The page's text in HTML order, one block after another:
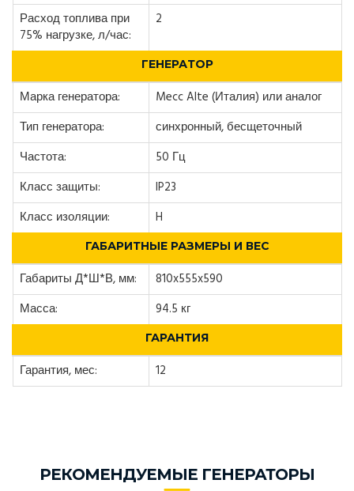
Расход топлива при
75% нагрузке, л/час:
2
ГЕНЕРАТОР
Марка генератора:
Mecc Alte (Италия) или аналог
Тип генератора:
синхронный, бесщеточный
Частота:
50 Гц
Класс защиты:
IP23
Класс изоляции:
H
ГАБАРИТНЫЕ РАЗМЕРЫ И ВЕС
Габариты Д*Ш*В, мм:
810x555x590
Масса:
94.5 кг
ГАРАНТИЯ
Гарантия, мес: 12
РЕКОМЕНДУЕМЫЕ ГЕНЕРАТОРЫ